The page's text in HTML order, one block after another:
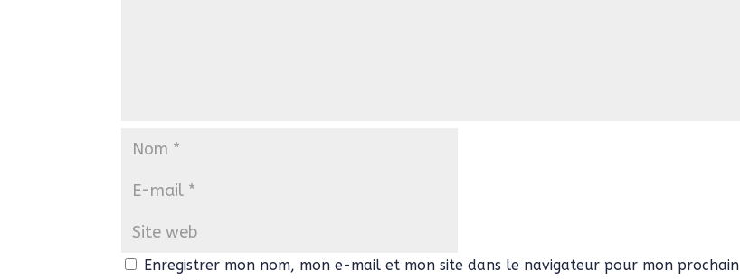
Enregistrer mon nom, mon e-mail et mon site dans le navigateur pour mon prochain